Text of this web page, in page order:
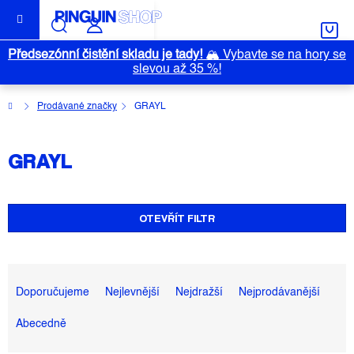
obsah
Předsezónní čistění skladu je tady!🏔️ Vybavte se na hory se
slevou až 35 %!
DomůProdávané značky GRAYL
GRAYL
OTEVŘÍT FILTR
A
Z
E
Doporučujeme Nejlevnější Nejdražší Nejprodávanější
Abecedně